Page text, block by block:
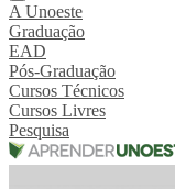
A Unoeste
Graduação
EAD
Pós-Graduação
Cursos Técnicos
Cursos Livres
Pesquisa